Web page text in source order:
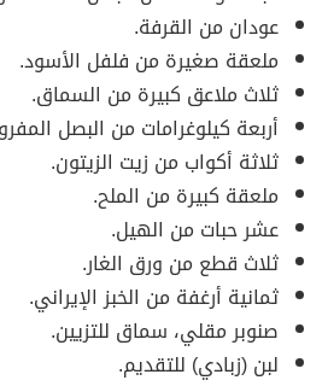
عودان من القرفة.
ملعقة صغيرة من فلفل الأسود.
ثلاث ملاعق كبيرة من السماق.
أربعة كيلوغرامات من البصل
ثلاثة أكواب من زيت الزيتون.
ملعقة كبيرة من الملح.
عشر حبات من الهيل.
ثلاث قطع من ورق الغار.
ثمانية أرغفة من الخبز الإيراني.
صنوبر مقلي، سماق للتزيين.
لبن (زبادي) للتقديم.